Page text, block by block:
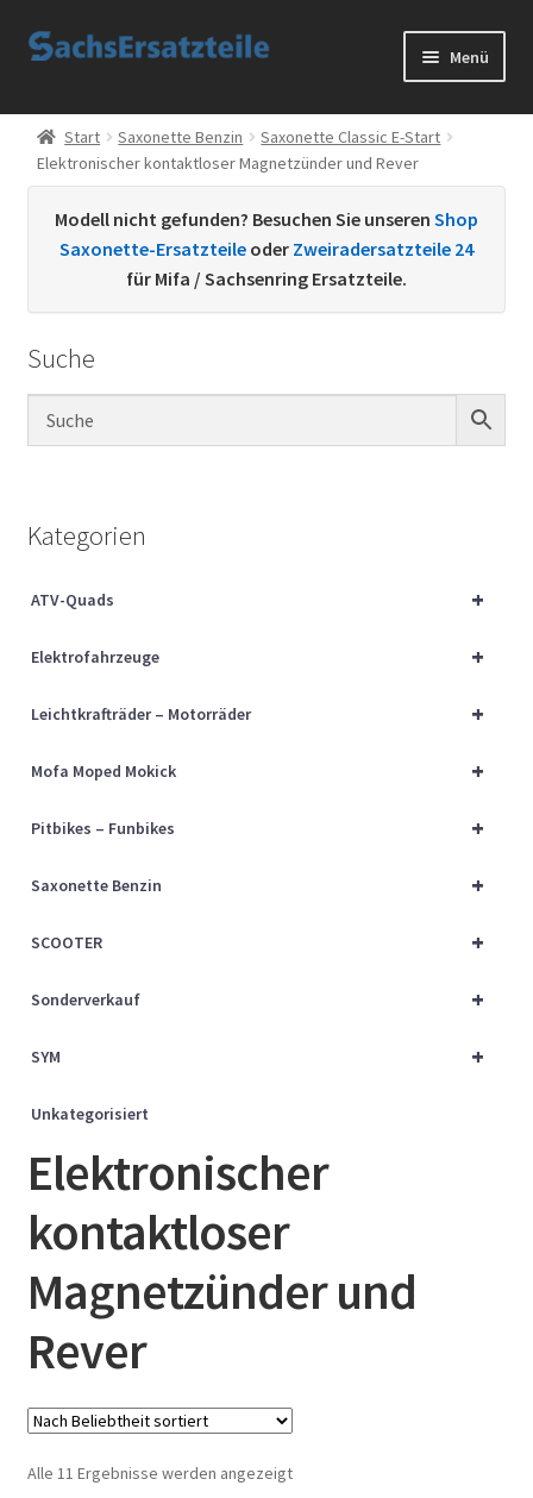
Zur
Zum
Menü
Start
AGB
Datenschutzerklärung
Kontakt
Sachs Ersatzteile
Über uns
Start Saxonette Benzin
Saxonette Classic E-Start
Elektronischer kontaktloser Magnetzünder und Rever
Modell nicht gefunden? Besuchen Sie unseren Shop
Saxonette-Ersatzteile oder Zweiradersatzteile 24
für Mifa / Sachsenring Ersatzteile.
Suche
Kategorien
+
ATV-Quads
+
Elektrofahrzeuge
+
Leichtkrafträder – Motorräder
+
Mofa Moped Mokick
+
Pitbikes – Funbikes
+
Saxonette Benzin
+
SCOOTER
+
Sonderverkauf
+
SYM
Unkategorisiert
Elektronischer
kontaktloser
Magnetzünder und
Rever
Alle 11 Ergebnisse werden angezeigtNach